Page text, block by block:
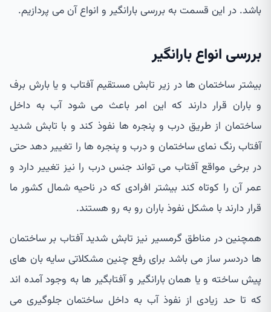
باشد. در این قسمت به بررسی بارانگیر و انواع آن می پردازیم.
بررسی انواع بارانگیر
بیشتر ساختمان ها در زیر تابش مستقیم آفتاب و یا بارش برف
و باران قرار دارند که این امر باعث می شود آب به داخل
ساختمان از طریق درب و پنجره ها نفوذ کند و با تابش شدید
آفتاب رنگ نمای ساختمان و درب و پنجره ها را تغییر دهد حتی
در برخی مواقع آفتاب می تواند جنس درب را نیز تغییر دارد و
عمر آن را کوتاه کند بیشتر افرادی که در ناحیه شمال کشور ما
قرار دارند با مشکل نفوذ باران رو به رو هستند.
همچنین در مناطق گرمسیر نیز تابش شدید آفتاب بر ساختمان
ها دردسر ساز می باشد برای رفع چنین مشکلاتی سایه بان های
پیش ساخته و یا همان بارانگیر و آفتابگیر ها به وجود آمده اند
که تا حد زیادی از نفوذ آب به داخل ساختمان جلوگیری می